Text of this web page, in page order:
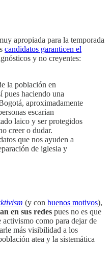
apropiada para la temporada
candidatos garanticen el
y no creyentes:
la población en
pues haciendo una
aproximadamente
escarian
laico y ser protegidos
creer o dudar.
que nos ayuden a
de iglesia y
(y con buenos motivos),
en sus redes pues no es que
como para dejar de
más visibilidad a los
atea y la sistemática